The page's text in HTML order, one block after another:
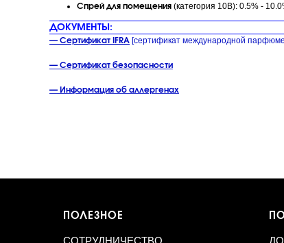
Спрей для помещения (категория 10B): 0.5% -
ДОКУМЕНТЫ:
— Сертификат IFRA [сертификат международной
— Сертификат безопасности
— Информация об аллергенах
ПОЛЕЗНОЕ
СОТРУДНИЧЕСТВО